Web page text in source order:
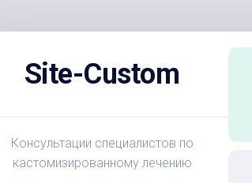
Site-Custom
Консультации специалистов по
кастомизированному лечению